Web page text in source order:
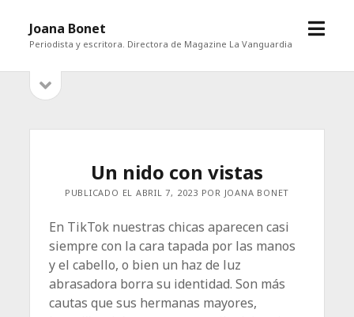
Joana Bonet
Periodista y escritora. Directora de Magazine La Vanguardia
abrir
Barrabarra
Un nido con vistas
PUBLICADO EL ABRIL 7, 2023 POR JOANA BONET
En TikTok nuestras chicas aparecen casi
siempre con la cara tapada por las manos
y el cabello, o bien un haz de luz
abrasadora borra su identidad. Son más
cautas que sus hermanas mayores,